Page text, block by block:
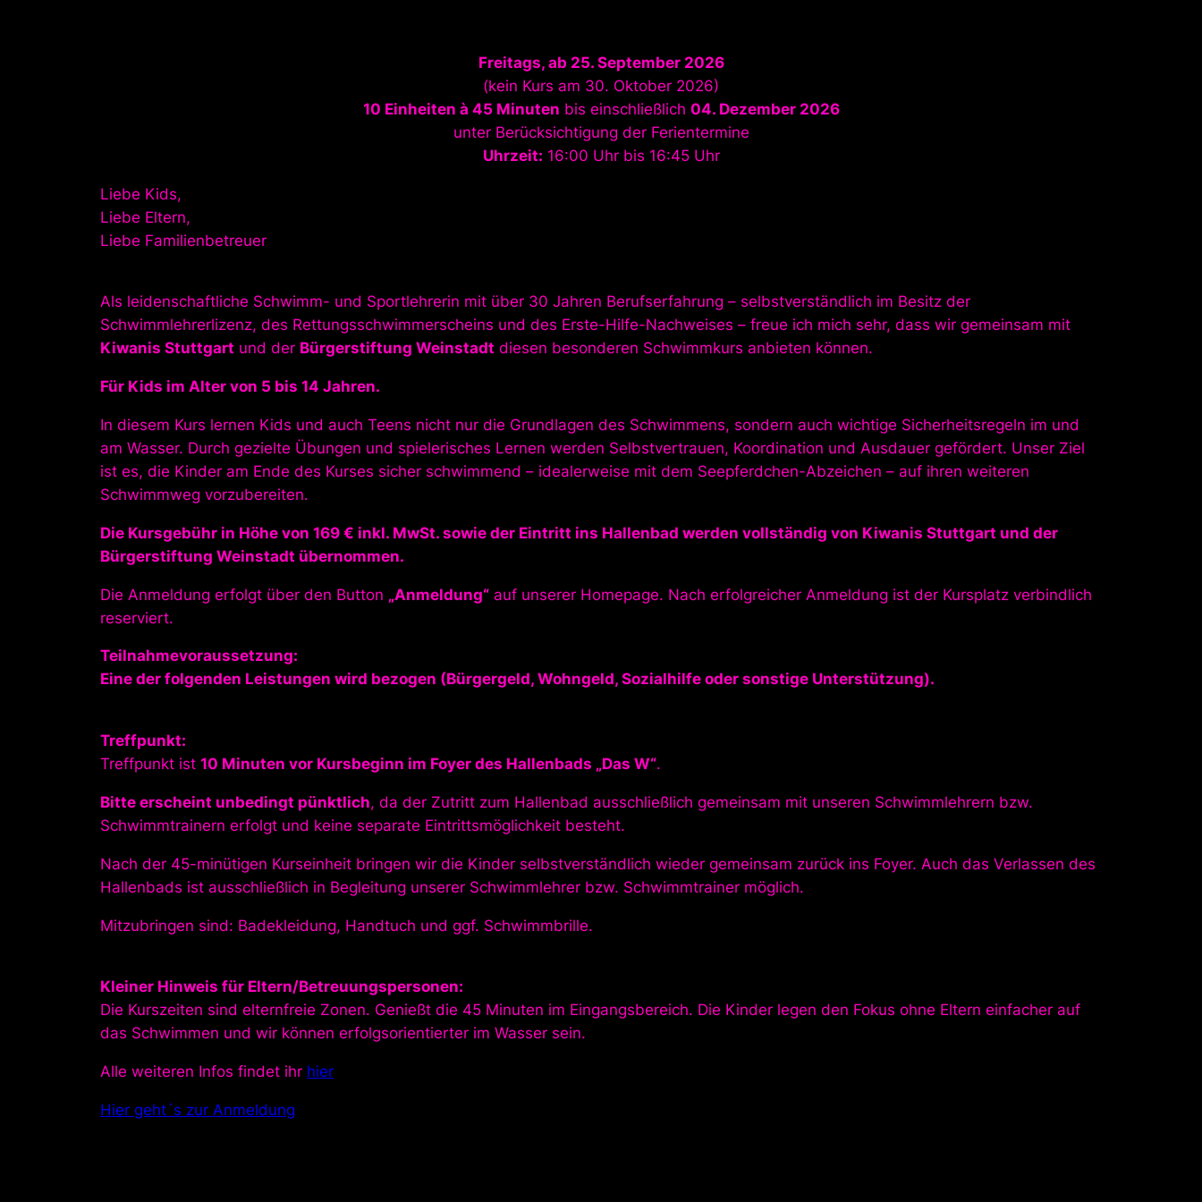
Freitags, ab 25. September 2026
(kein Kurs am 30. Oktober 2026)
10 Einheiten à 45 Minuten bis einschließlich 04. Dezember 2026
unter Berücksichtigung der Ferientermine
Uhrzeit: 16:00 Uhr bis 16:45 Uhr
Liebe Kids,
Liebe Eltern,
Liebe Familienbetreuer
Als leidenschaftliche Schwimm- und Sportlehrerin mit über 30 Jahren Berufserfahrung – selbstverständlich im Besitz der
Schwimmlehrerlizenz, des Rettungsschwimmerscheins und des Erste-Hilfe-Nachweises – freue ich mich sehr, dass wir gemeinsam mit
Kiwanis Stuttgart und der Bürgerstiftung Weinstadt diesen besonderen Schwimmkurs anbieten können.
Für Kids im Alter von 5 bis 14 Jahren.
In diesem Kurs lernen Kids und auch Teens nicht nur die Grundlagen des Schwimmens, sondern auch wichtige Sicherheitsregeln im und
am Wasser. Durch gezielte Übungen und spielerisches Lernen werden Selbstvertrauen, Koordination und Ausdauer gefördert. Unser Ziel
ist es, die Kinder am Ende des Kurses sicher schwimmend – idealerweise mit dem Seepferdchen-Abzeichen – auf ihren weiteren
Schwimmweg vorzubereiten.
Die Kursgebühr in Höhe von 169 € inkl. MwSt. sowie der Eintritt ins Hallenbad werden vollständig von Kiwanis Stuttgart und der
Bürgerstiftung Weinstadt übernommen.
Die Anmeldung erfolgt über den Button „Anmeldung“ auf unserer Homepage. Nach erfolgreicher Anmeldung ist der Kursplatz verbindlich
reserviert.
Teilnahmevoraussetzung:
Eine der folgenden Leistungen wird bezogen (Bürgergeld, Wohngeld, Sozialhilfe oder sonstige Unterstützung).
Treffpunkt:
Treffpunkt ist 10 Minuten vor Kursbeginn im Foyer des Hallenbads „Das W“.
Bitte erscheint unbedingt pünktlich, da der Zutritt zum Hallenbad ausschließlich gemeinsam mit unseren Schwimmlehrern bzw.
Schwimmtrainern erfolgt und keine separate Eintrittsmöglichkeit besteht.
Nach der 45-minütigen Kurseinheit bringen wir die Kinder selbstverständlich wieder gemeinsam zurück ins Foyer. Auch das Verlassen des
Hallenbads ist ausschließlich in Begleitung unserer Schwimmlehrer bzw. Schwimmtrainer möglich.
Mitzubringen sind: Badekleidung, Handtuch und ggf. Schwimmbrille.
Kleiner Hinweis für Eltern/Betreuungspersonen:
Die Kurszeiten sind elternfreie Zonen. Genießt die 45 Minuten im Eingangsbereich. Die Kinder legen den Fokus ohne Eltern einfacher auf
das Schwimmen und wir können erfolgsorientierter im Wasser sein.
Alle weiteren Infos findet ihr hier
Hier geht´s zur Anmeldung